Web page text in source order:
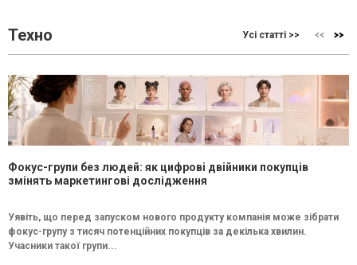
Техно Усі статті >>
Фокус-групи без людей: як цифрові двійники покупців
змінять маркетингові дослідження
Уявіть, що перед запуском нового продукту компанія може зібрати
фокус-групу з тисяч потенційних покупців за декілька хвилин.
Учасники такої групи...